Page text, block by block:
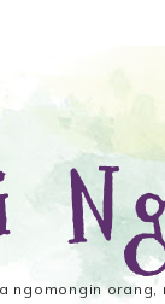
ngomongin orang,